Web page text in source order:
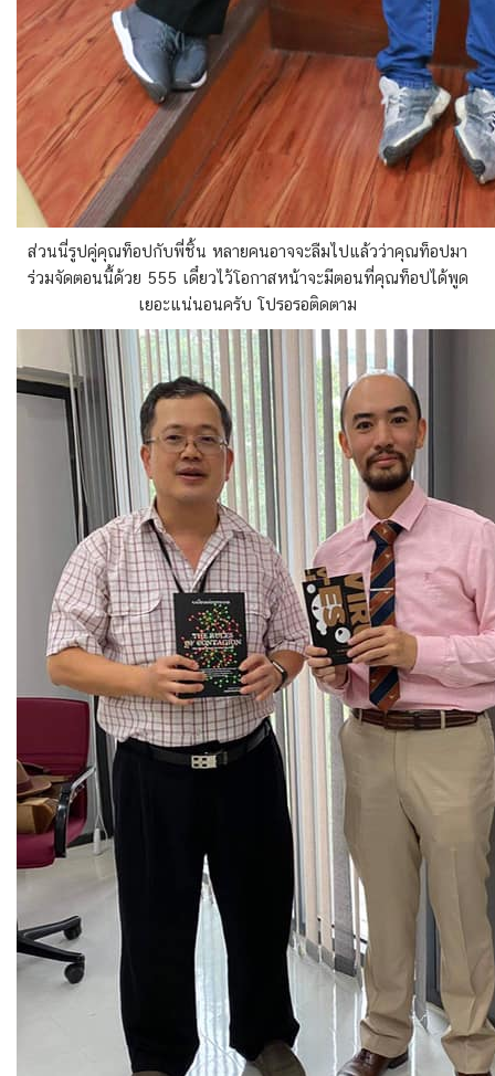
ส่วนนี่รูปคู่คุณท็อปกับพี่ชิ้น หลายคนอาจจะลืมไปแล้วว่าคุณท็อปมา
ร่วมจัดตอนนี้ด้วย 555 เดี๋ยวไว้โอกาสหน้าจะมีตอนที่คุณท็อปได้พูด
เยอะแน่นอนครับ โปรอรอติดตาม